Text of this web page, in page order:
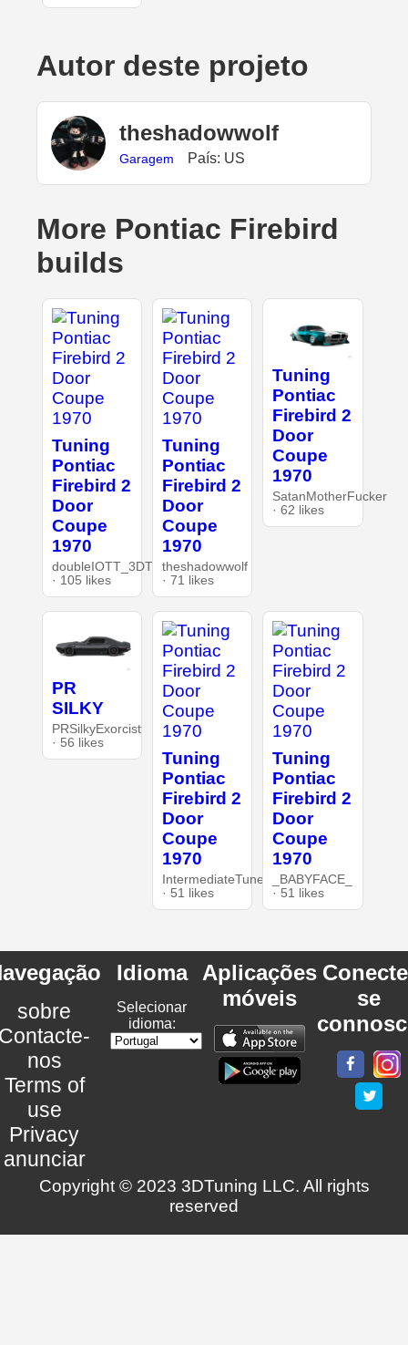
Autor deste projeto
theshadowwolf
Garagem País: US
More Pontiac Firebird
builds
Tuning
Pontiac
Firebird 2
Door
Coupe
1970
doubleIOTT_3DT
· 105 likes
Tuning
Pontiac
Firebird 2
Door
Coupe
1970
theshadowwolf
· 71 likes
Tuning
Pontiac
Firebird 2
Door
Coupe
1970
SatanMotherFucker
· 62 likes
PR
SILKY
PRSilkyExorcist
· 56 likes
Tuning
Pontiac
Firebird 2
Door
Coupe
1970
IntermediateTuner
· 51 likes
Tuning
Pontiac
Firebird 2
Door
Coupe
1970
_BABYFACE_
· 51 likes
sobre
nos
Terms of
use
Privacy
anunciar
Idioma
Selecionar
idioma:
Aplicações
móveis
se
Copyright © 2023 3DTuning LLC. All rights
reserved